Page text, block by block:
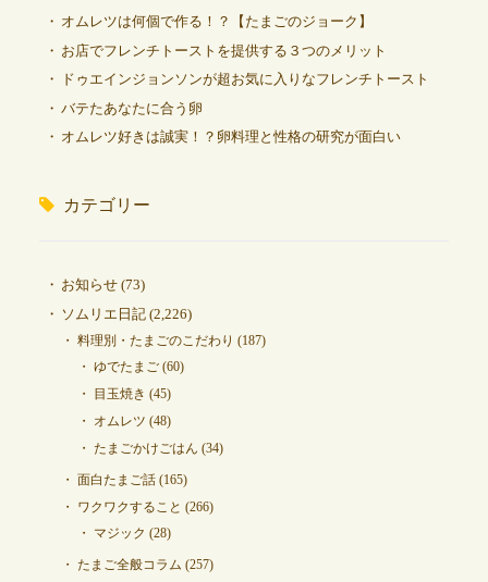
オムレツは何個で作る！？【たまごのジョーク】
お店でフレンチトーストを提供する３つのメリット
ドゥエインジョンソンが超お気に入りなフレンチトースト
バテたあなたに合う卵
オムレツ好きは誠実！？卵料理と性格の研究が面白い
カテゴリー
お知らせ(73)
ソムリエ日記(2,226)
料理別・たまごのこだわり (187)
ゆでたまご(60)
目玉焼き (45)
オムレツ (48)
たまごかけごはん (34)
面白たまご話(165)
ワクワクすること (266)
マジック (28)
たまご全般コラム (257)